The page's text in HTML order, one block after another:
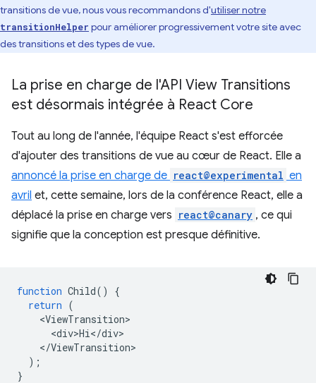
transitions de vue, nous vous recommandons d'utiliser notre
transitionHelper pour améliorer progressivement votre site avec
des transitions et des types de vue.
La prise en charge de l'API View Transitions
est désormais intégrée à React Core
Tout au long de l'année, l'équipe React s'est efforcée
d'ajouter des transitions de vue au cœur de React. Elle a
annoncé la prise en charge de react@experimental en
avril et, cette semaine, lors de la conférence React, elle a
déplacé la prise en charge vers react@canary , ce qui
signifie que la conception est presque définitive.
function Child()
{
return (
<ViewTransition
<div>Hi</div
</ViewTransition
);
}